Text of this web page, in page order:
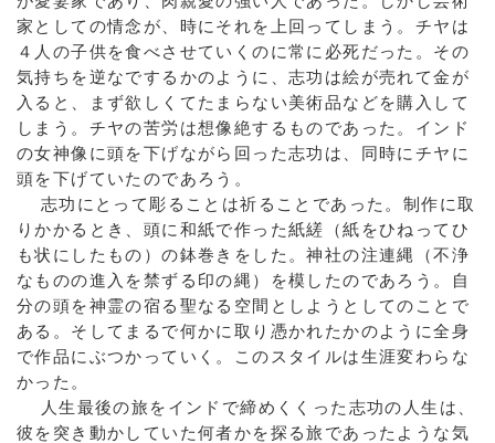
家としての情念が、時にそれを上回ってしまう。チヤは
４人の子供を食べさせていくのに常に必死だった。その
気持ちを逆なでするかのように、志功は絵が売れて金が
入ると、まず欲しくてたまらない美術品などを購入して
しまう。チヤの苦労は想像絶するものであった。インド
の女神像に頭を下げながら回った志功は、同時にチヤに
頭を下げていたのであろう。
志功にとって彫ることは祈ることであった。制作に取
りかかるとき、頭に和紙で作った紙縒（紙をひねってひ
も状にしたもの）の鉢巻きをした。神社の注連縄（不浄
なものの進入を禁ずる印の縄）を模したのであろう。自
分の頭を神霊の宿る聖なる空間としようとしてのことで
ある。そしてまるで何かに取り憑かれたかのように全身
で作品にぶつかっていく。このスタイルは生涯変わらな
かった。
人生最後の旅をインドで締めくくった志功の人生は、
彼を突き動かしていた何者かを探る旅であったような気